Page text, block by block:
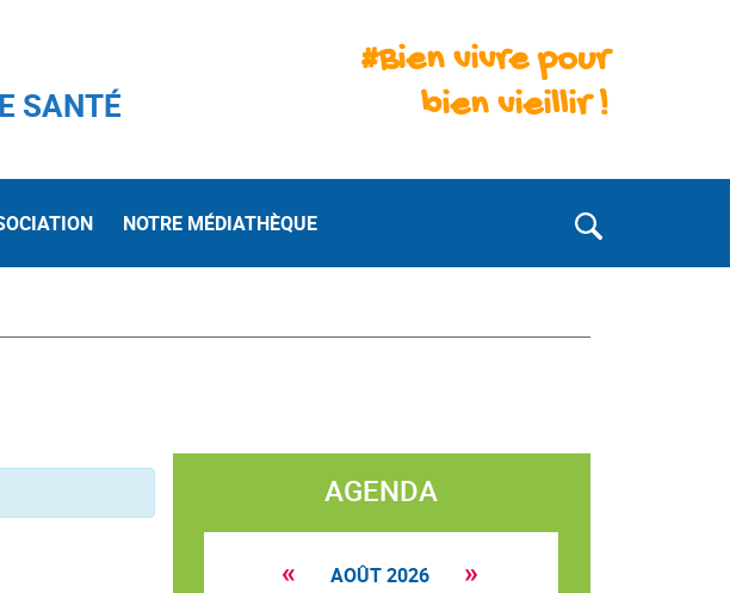
SANTÉ
#Bien vivre pour
bien vieillir !
NOTRE MÉDIATHÈQUE
AGENDA
« AOÛT 2026 »